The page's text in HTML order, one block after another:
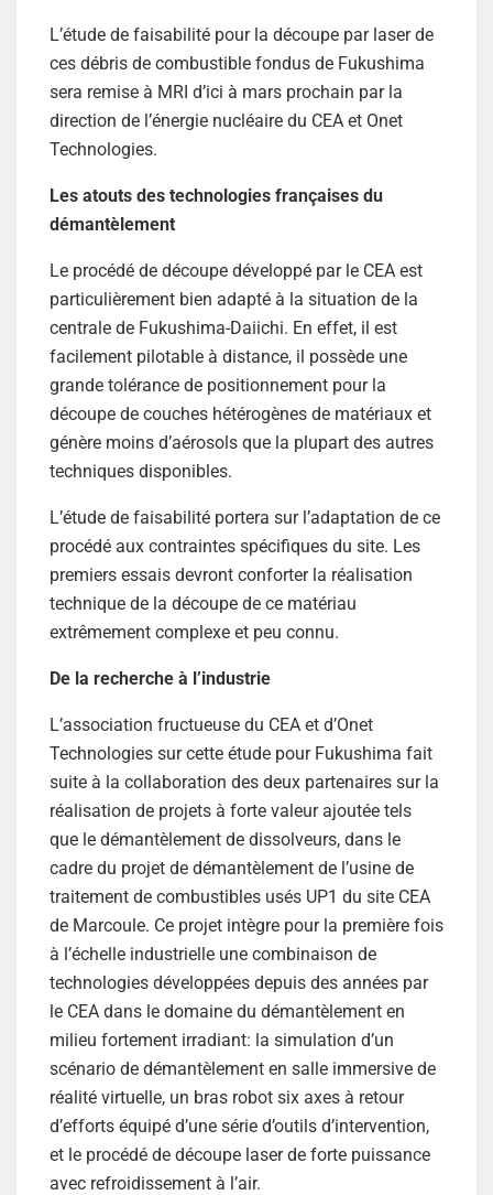
L’étude de faisabilité pour la découpe par laser de
ces débris de combustible fondus de Fukushima
sera remise à MRI d’ici à mars prochain par la
direction de l’énergie nucléaire du CEA et Onet
Technologies.
Les atouts des technologies françaises du
démantèlement
Le procédé de découpe développé par le CEA est
particulièrement bien adapté à la situation de la
centrale de Fukushima-Daiichi. En effet, il est
facilement pilotable à distance, il possède une
grande tolérance de positionnement pour la
découpe de couches hétérogènes de matériaux et
génère moins d’aérosols que la plupart des autres
techniques disponibles.
L’étude de faisabilité portera sur l’adaptation de ce
procédé aux contraintes spécifiques du site. Les
premiers essais devront conforter la réalisation
technique de la découpe de ce matériau
extrêmement complexe et peu connu.
De la recherche à l’industrie
L’association fructueuse du CEA et d’Onet
Technologies sur cette étude pour Fukushima fait
suite à la collaboration des deux partenaires sur la
réalisation de projets à forte valeur ajoutée tels
que le démantèlement de dissolveurs, dans le
cadre du projet de démantèlement de l’usine de
traitement de combustibles usés UP1 du site CEA
de Marcoule. Ce projet intègre pour la première fois
à l’échelle industrielle une combinaison de
technologies développées depuis des années par
le CEA dans le domaine du démantèlement en
milieu fortement irradiant: la simulation d’un
scénario de démantèlement en salle immersive de
réalité virtuelle, un bras robot six axes à retour
d’efforts équipé d’une série d’outils d’intervention,
et le procédé de découpe laser de forte puissance
avec refroidissement à l’air.